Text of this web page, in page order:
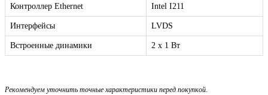
Контроллер Ethernet Intel I211
Интерфейсы LVDS
Встроенные динамики 2 x 1 Вт
Рекомендуем уточнить точные характеристики перед покупкой.